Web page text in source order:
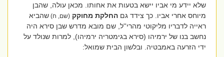
שלא יידע מי אביו יישא בטעות את אחותו. מכאן עולה, שהבן
מיוחס אחרי אביו. כך צידד גםהחלקת מחוקק (שם, ח) שהביא
ראייה לדבריו מליקוטי מהרי''ל, שם מובא מדרש שבן סירא היה
נחשב בנו של ירמיהו (סירא בגימטריה ירמיהו), למרות שנולד על
ידי הזרעה באמבטיה. ובלשון הבית שמואל: